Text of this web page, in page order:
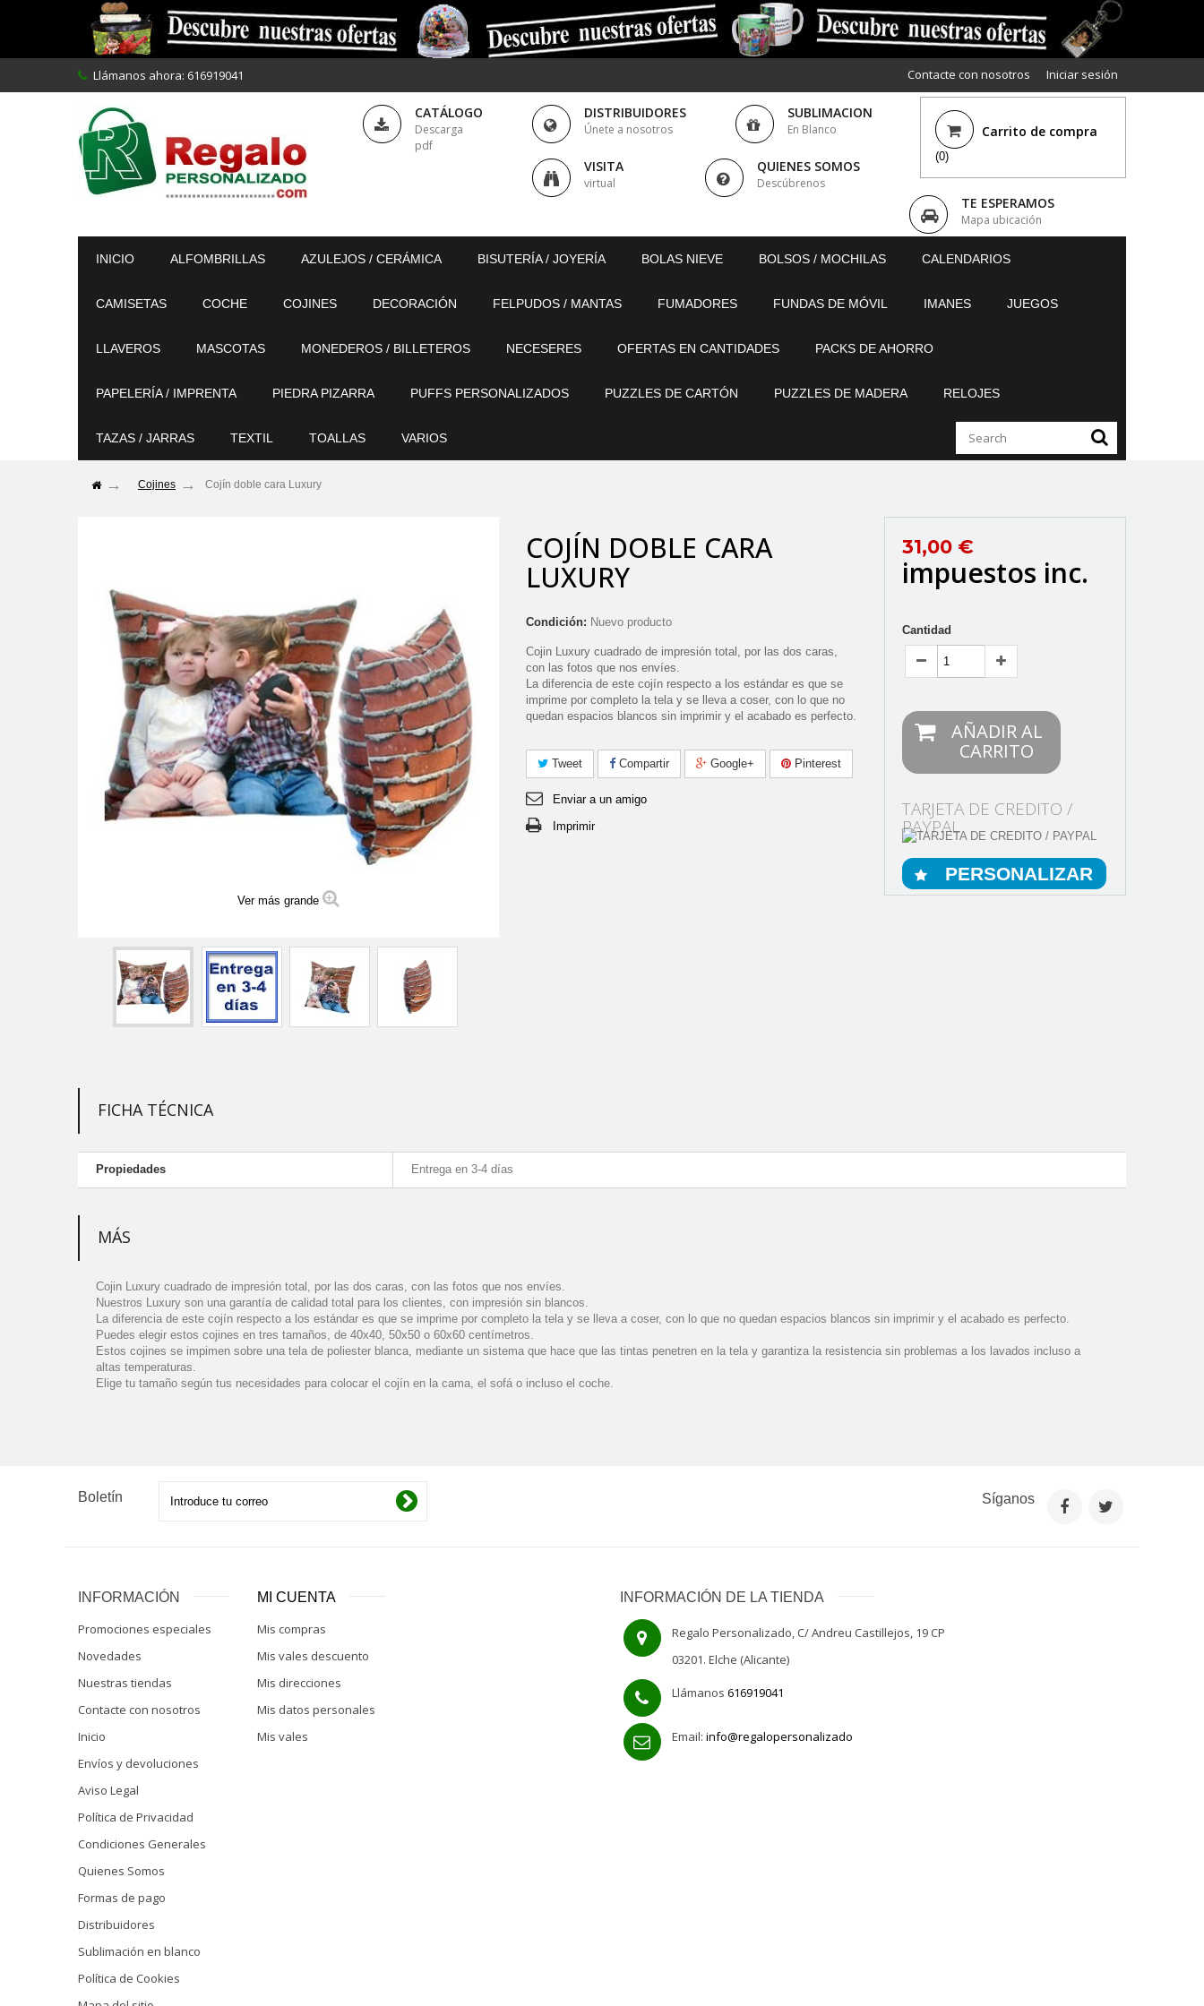
Iniciar sesión
Contacte con nosotros
Llámanos ahora: 616919041
Carrito de compra
(0)
CATÁLOGO
Descarga
pdf
DISTRIBUIDORES
Únete a nosotros
SUBLIMACION
En Blanco
VISITA
virtual
QUIENES SOMOS
Descúbrenos
TE ESPERAMOS
Mapa ubicación
INICIO ALFOMBRILLAS AZULEJOS / CERÁMICA BISUTERÍA / JOYERÍA BOLAS NIEVE BOLSOS / MOCHILAS CALENDARIOS
CAMISETAS COCHE COJINES DECORACIÓN FELPUDOS / MANTAS FUMADORES FUNDAS DE MÓVIL IMANES JUEGOS
LLAVEROS MASCOTAS MONEDEROS / BILLETEROS NECESERES OFERTAS EN CANTIDADES PACKS DE AHORRO
PAPELERÍA / IMPRENTA PIEDRA PIZARRA PUFFS PERSONALIZADOS PUZZLES DE CARTÓN PUZZLES DE MADERA RELOJES
TAZAS / JARRAS TEXTIL TOALLAS VARIOS
Cojines Cojín doble cara Luxury
Ver más grande
COJÍN DOBLE CARA
LUXURY
Condición: Nuevo producto
Cojin Luxury cuadrado de impresión total, por las dos caras,
con las fotos que nos envíes.
La diferencia de este cojín respecto a los estándar es que se
imprime por completo la tela y se lleva a coser, con lo que no
quedan espacios blancos sin imprimir y el acabado es perfecto.
Tweet Compartir Google+ Pinterest
Enviar a un amigo
Imprimir
31,00 €
impuestos inc.
Cantidad
AÑADIR AL
CARRITO
TARJETA DE CREDITO /
PAYPAL
PERSONALIZAR
FICHA TÉCNICA
Propiedades Entrega en 3-4 días
MÁS
Cojin Luxury cuadrado de impresión total, por las dos caras, con las fotos que nos envíes.
Nuestros Luxury son una garantía de calidad total para los clientes, con impresión sin blancos.
La diferencia de este cojín respecto a los estándar es que se imprime por completo la tela y se lleva a coser, con lo que no quedan espacios blancos sin imprimir y el acabado es perfecto.
Puedes elegir estos cojines en tres tamaños, de 40x40, 50x50 o 60x60 centímetros.
Estos cojines se impimen sobre una tela de poliester blanca, mediante un sistema que hace que las tintas penetren en la tela y garantiza la resistencia sin problemas a los lavados incluso a
altas temperaturas.
Elige tu tamaño según tus necesidades para colocar el cojín en la cama, el sofá o incluso el coche.
Boletín Síganos
INFORMACIÓN
Promociones especiales
Novedades
Nuestras tiendas
Contacte con nosotros
Inicio
Envíos y devoluciones
Aviso Legal
Política de Privacidad
Condiciones Generales
Quienes Somos
Formas de pago
Distribuidores
Sublimación en blanco
Política de Cookies
MI CUENTA
Mis compras
Mis vales descuento
Mis direcciones
Mis datos personales
Mis vales
INFORMACIÓN DE LA TIENDA
Regalo Personalizado, C/ Andreu Castillejos, 19 CP
03201. Elche (Alicante)
Llámanos 616919041
Email: info@regalopersonalizado